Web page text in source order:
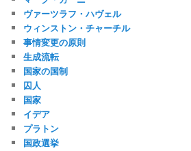
ヴァーツラフ・ハヴェル
ウィンストン・チャーチル
事情変更の原則
生成流転
国家の国制
囚人
国家
イデア
プラトン
国政選挙